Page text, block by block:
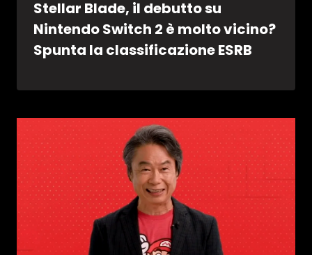
Stellar Blade, il debutto su
Nintendo Switch 2 è molto vicino?
Spunta la classificazione ESRB